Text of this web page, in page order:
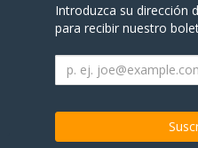
Introduzca su dirección
para recibir nuestro